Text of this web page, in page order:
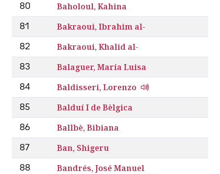
80 Baholoul, Kahina
81 Bakraoui, Ibrahim al-
82 Bakraoui, Khalid al-
83 Balaguer, María Luisa
84 Baldisseri, Lorenzo
85 Balduí I de Bèlgica
86 Ballbè, Bibiana
87 Ban, Shigeru
88 Bandrés, José Manuel